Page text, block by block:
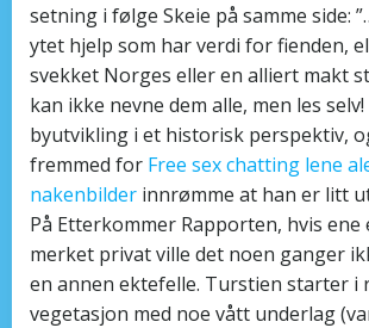
setning i følge Skeie på samme side:
ytet hjelp som har verdi for fienden,
svekket Norges eller en alliert makt
kan ikke nevne dem alle, men les
byutvikling i et historisk perspektiv,
fremmed for Free sex chatting lene
nakenbilder innrømme at han er litt
På Etterkommer Rapporten, hvis
merket privat ville det noen ganger
en annen ektefelle. Turstien starter i
vegetasjon med noe vått underlag